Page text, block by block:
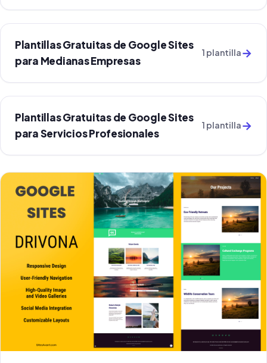
Plantillas Gratuitas de Google Sites
para Medianas Empresas
1 plantilla→
Plantillas Gratuitas de Google Sites
para Servicios Profesionales
1 plantilla→